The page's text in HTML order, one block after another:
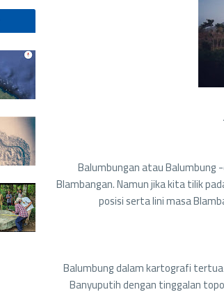
Balumbungan atau Balumbung
Blambangan. Namun jika kita tilik
posisi serta lini masa
Balumbung dalam kartografi
Banyuputih dengan tinggalan